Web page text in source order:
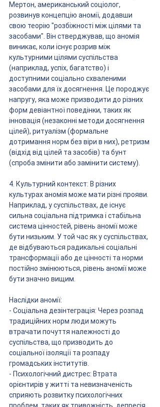
Мертон, американський соціолог,
розвинув концепцію аномії, додавши
свою теорію "розбіжності між цілями та
засобами". Він стверджував, що аномія
виникає, коли існує розрив між
культурними цілями суспільства
(наприклад, успіх, багатство) і
доступними соціально схваленими
засобами для їх досягнення. Це породжує
напругу, яка може призводити до різних
форм девіантної поведінки, таких як
інновація (незаконні методи досягнення
цілей), ритуалізм (формальне
дотримання норм без віри в них), ретризм
(відхід від цілей та засобів) та бунт
(спроба змінити або замінити систему).
4. Культурний контекст: В різних
культурах аномія може мати різні прояви.
Наприклад, у суспільствах, де існує
сильна соціальна підтримка і стабільна
система цінностей, рівень аномії може
бути низьким. У той час як у суспільствах,
де відбуваються радикальні соціальні
трансформації або де цінності та норми
постійно змінюються, рівень аномії може
бути значно вищим.
Наслідки аномії:
- Соціальна дезінтеграція: Через розпад
традиційних норм люди можуть
втрачати почуття належності до
суспільства, що призводить до
соціальної ізоляції та розпаду
громадських інститутів.
- Психологічний дистрес: Втрата
орієнтирів у житті та невизначеність
сприяють розвитку психологічних